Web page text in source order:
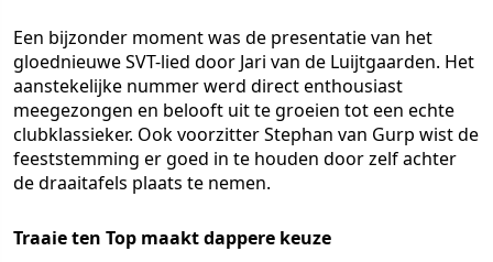
Een bijzonder moment was de presentatie van het
gloednieuwe SVT-lied door Jari van de Luijtgaarden. Het
aanstekelijke nummer werd direct enthousiast
meegezongen en belooft uit te groeien tot een echte
clubklassieker. Ook voorzitter Stephan van Gurp wist de
feeststemming er goed in te houden door zelf achter
de draaitafels plaats te nemen.
Traaie ten Top maakt dappere keuze